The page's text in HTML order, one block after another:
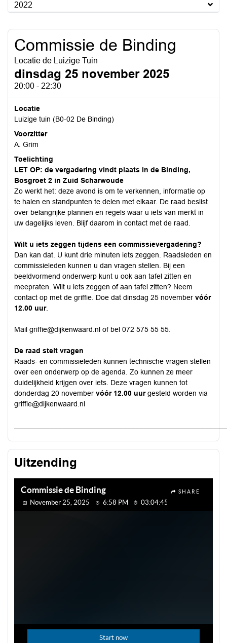
2022
Commissie de Binding
Locatie de Luizige Tuin
dinsdag 25 november 2025
20:00 - 22:30
Locatie
Luizige tuin (B0-02 De Binding)
Voorzitter
A. Grim
Toelichting
LET OP: de vergadering vindt plaats in de Binding,
Bosgroet 2 in Zuid Scharwoude
Zo werkt het: deze avond is om te verkennen, informatie op
te halen en standpunten te delen met elkaar. De raad beslist
over belangrijke plannen en regels waar u iets van merkt in
uw dagelijks leven. Blijf daarom in contact met de raad.
Wilt u iets zeggen tijdens een commissievergadering?
Dan kan dat. U kunt drie minuten iets zeggen. Raadsleden en
commissieleden kunnen u dan vragen stellen. Bij een
beeldvormend onderwerp kunt u ook aan tafel zitten en
meepraten. Wilt u iets zeggen of aan tafel zitten? Neem
contact op met de griffie. Doe dat dinsdag 25 november vóór
12.00 uur.
Mail griffie@dijkenwaard.nl of bel 072 575 55 55.
De raad stelt vragen
Raads- en commissieleden kunnen technische vragen stellen
over een onderwerp op de agenda. Zo kunnen ze meer
duidelijkheid krijgen over iets. Deze vragen kunnen tot
donderdag 20 november vóór 12.00 uurgesteld worden via
griffie@dijkenwaard.nl
Uitzending